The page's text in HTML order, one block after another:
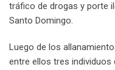
tráfico de drogas y porte
Santo Domingo.
Luego de los
entre ellos tres individuos